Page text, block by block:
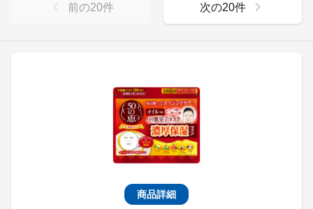
商品詳細
前の20件 次の20件